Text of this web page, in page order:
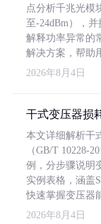
点分析千兆光模
至-24dBm），
解释功率异常的
解决方案，帮助
2026年8月4日
干式变压器损
本文详细解析干
（GB/T 10228-
例，分步骤说明
实例表格，涵盖
快速掌握变压器
2026年8月4日